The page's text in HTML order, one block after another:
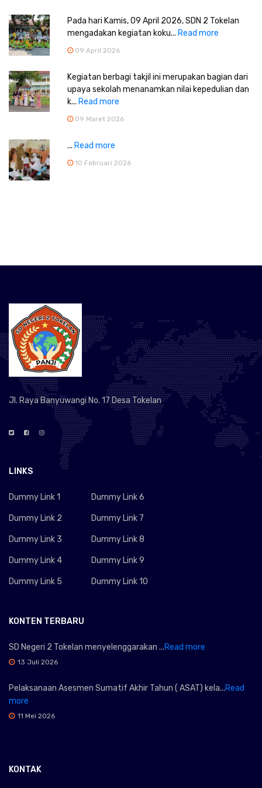
Pada hari Kamis, 09 April 2026, SDN 2 Tokelan
mengadakan kegiatan koku... Read more
09 April 2026
Kegiatan berbagi takjil ini merupakan bagian dari
upaya sekolah menanamkan nilai kepedulian dan
k... Read more
09 Maret 2026
... Read more
10 Februari 2026
Jl. Raya Banyuwangi No. 17 Desa Tokelan
LINKS
Dummy Link 1
Dummy Link 2
Dummy Link 3
Dummy Link 4
Dummy Link 5
Dummy Link 6
Dummy Link 7
Dummy Link 8
Dummy Link 9
Dummy Link 10
KONTEN TERBARU
SD Negeri 2 Tokelan menyelenggarakan ...Read more
13 Juli 2026
Pelaksanaan Asesmen Sumatif Akhir Tahun ( ASAT) kela...Read
more
11 Mei 2026
KONTAK